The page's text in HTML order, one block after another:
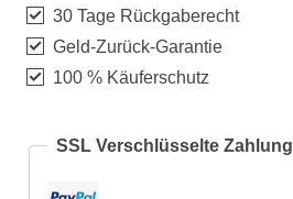
30 Tage Rückgaberecht
Geld-Zurück-Garantie
100 % Käuferschutz
SSL Verschlüsselte Zahlung